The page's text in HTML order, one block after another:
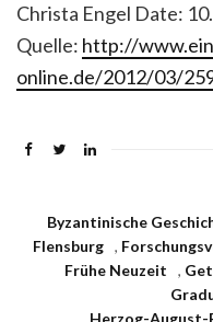
Christa Engel Date:
Quelle: http://
online.de/2012/03/
Byzantinische
Flensburg ,
Frühe Neuzeit
,
Herzog-